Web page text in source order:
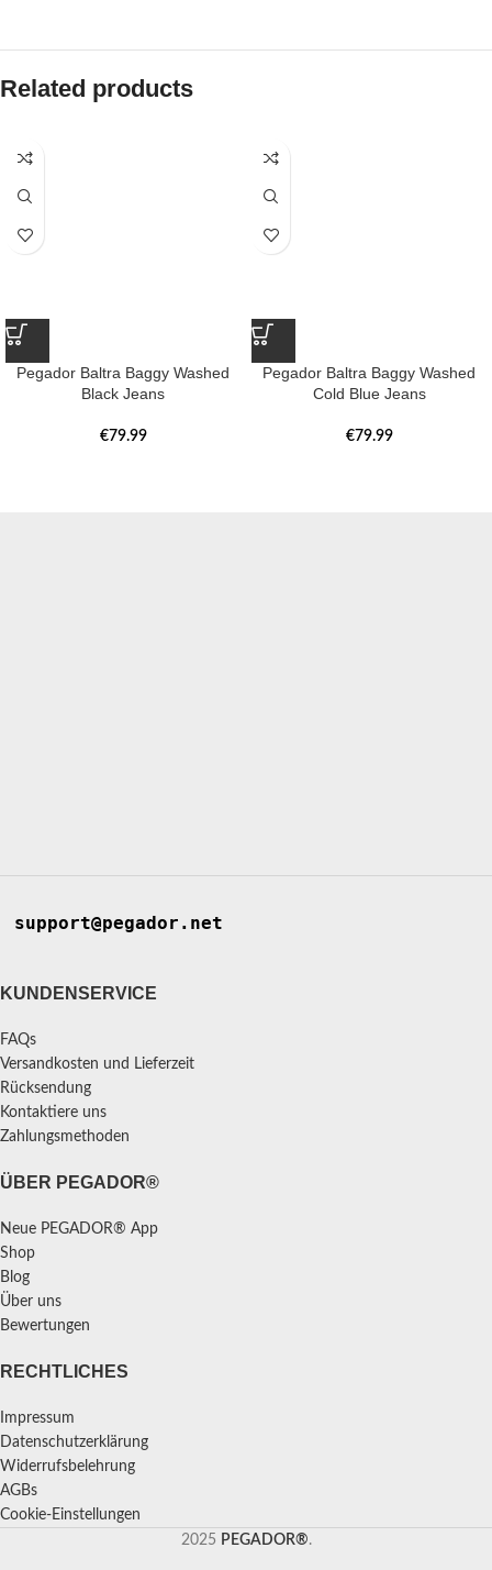
Related products
Pegador Baltra Baggy Washed
Black Jeans
€79.99
Pegador Baltra Baggy Washed
Cold Blue Jeans
€79.99
support@pegador.net
KUNDENSERVICE
FAQs
Versandkosten und Lieferzeit
Rücksendung
Kontaktiere uns
Zahlungsmethoden
ÜBER PEGADOR®
Neue PEGADOR® App
Shop
Blog
Über uns
Bewertungen
RECHTLICHES
Impressum
Datenschutzerklärung
Widerrufsbelehrung
AGBs
Cookie-Einstellungen
2025 PEGADOR®.